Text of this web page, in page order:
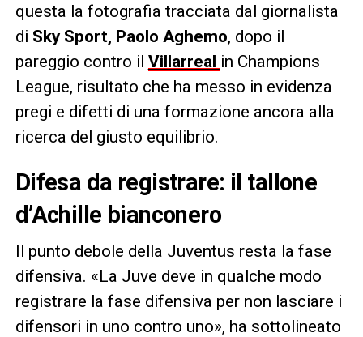
questa la fotografia tracciata dal giornalista
di Sky Sport, Paolo Aghemo, dopo il
pareggio contro il Villarreal in Champions
League, risultato che ha messo in evidenza
pregi e difetti di una formazione ancora alla
ricerca del giusto equilibrio.
Difesa da registrare: il tallone
d’Achille bianconero
Il punto debole della Juventus resta la fase
difensiva. «La Juve deve in qualche modo
registrare la fase difensiva per non lasciare i
difensori in uno contro uno», ha sottolineato